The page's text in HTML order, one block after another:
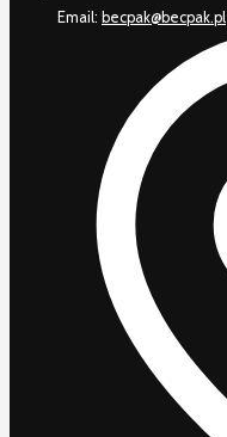
Email: becpak@becpak.pl